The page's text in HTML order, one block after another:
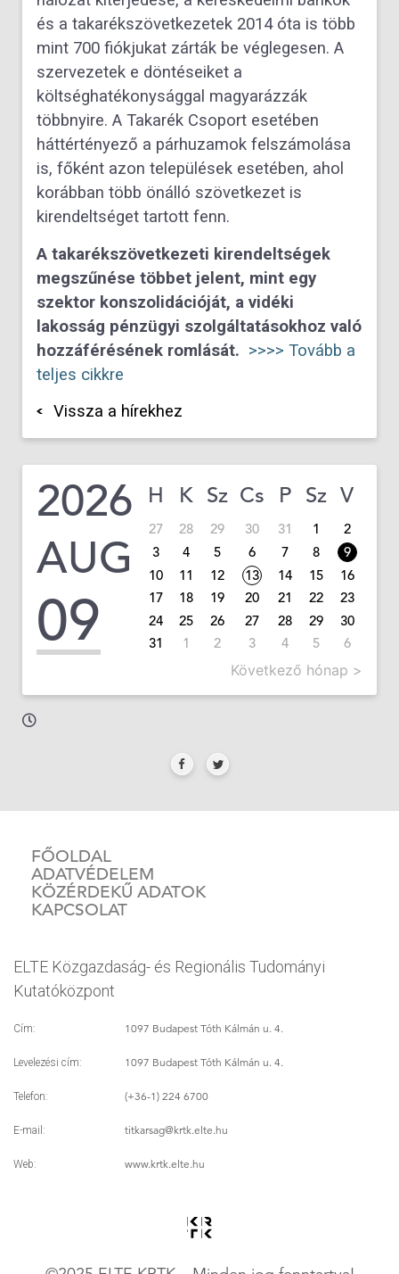
és a takarékszövetkezetek 2014 óta is több
mint 700 fiókjukat zárták be véglegesen. A
szervezetek e döntéseiket a
költséghatékonysággal magyarázzák
többnyire. A Takarék Csoport esetében
háttértényező a párhuzamok felszámolása
is, főként azon települések esetében, ahol
korábban több önálló szövetkezet is
kirendeltséget tartott fenn.
A takarékszövetkezeti kirendeltségek
megszűnése többet jelent, mint egy
szektor konszolidációját, a vidéki
lakosság pénzügyi szolgáltatásokhoz való
hozzáférésének romlását. >>>> Tovább a
teljes cikkre
Vissza a hírekhez
2026
AUG
09
H K Sz Cs P Sz V
27 28 29 30 31 1
2
3
4 5 6 7 8
9
10
11 12 13 14 15
16
17
18 19 20 21 22
23
24
25 26 27 28 29
30
31
1 2 3 4 5 6
Következő hónap >
FŐOLDAL
ADATVÉDELEM
KÖZÉRDEKŰ ADATOK
KAPCSOLAT
ELTE Közgazdaság- és Regionális Tudományi
Kutatóközpont
Cím: 1097 Budapest Tóth Kálmán u. 4.
Levelezési cím: 1097 Budapest Tóth Kálmán u. 4.
Telefon: (+36-1) 224 6700
E-mail: titkarsag@krtk.elte.hu
Web: www.krtk.elte.hu